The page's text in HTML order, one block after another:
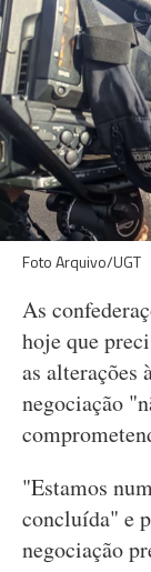
Foto Arquivo/UGT
As
hoje que
as alterações
negociação
"Estamos
concluída" e
negociação